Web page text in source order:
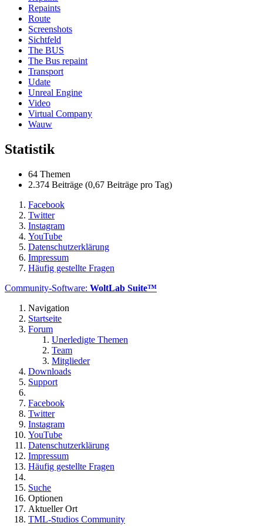
Repaints
Route
Screenshots
Sichtfeld
The BUS
The Bus repaint
Transport
Udate
Unreal Engine
Video
Virtual Company
Wauw
Statistik
64 Themen
2.374 Beiträge (0,67 Beiträge pro Tag)
Facebook
Twitter
Instagram
YouTube
Datenschutzerklärung
Impressum
Häufig gestellte Fragen
Community-Software: WoltLab Suite™
Navigation
Startseite
Forum
Unerledigte Themen
Team
Mitglieder
Downloads
Support
Facebook
Twitter
Instagram
YouTube
Datenschutzerklärung
Impressum
Häufig gestellte Fragen
Suche
Optionen
Aktueller Ort
TML-Studios Community